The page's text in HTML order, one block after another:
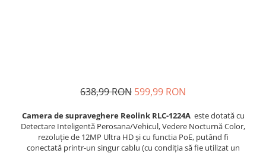
638,99 RON 599,99 RON
Camera de supraveghere Reolink RLC-1224A este dotată cu
Detectare Inteligentă Perosana/Vehicul, Vedere Nocturnă Color,
rezoluție de 12MP Ultra HD și cu functia PoE, putând fi
conectată printr-un singur cablu (cu condiția să fie utilizat un